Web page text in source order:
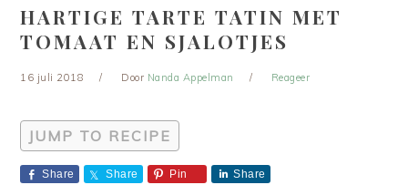
HARTIGE TARTE TATIN MET
TOMAAT EN SJALOTJES
16 juli 2018 Door Nanda Appelman Reageer
JUMP TO RECIPE
Share Share Pin Share